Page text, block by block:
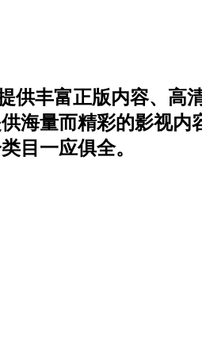
丰富正版内容、高
海量而精彩的影视
目一应俱全。